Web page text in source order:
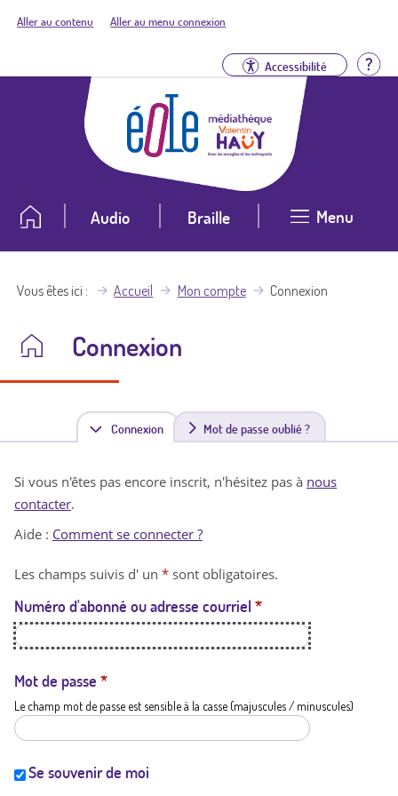
Aller au contenu Aller au menu connexion
Accessibilité
Audio Braille Menu
Vous êtes ici Accueil Mon compte Connexion
Connexion
Connexion(
n
t
a
t
i
Mot de passe oublié ?
Si vous n'êtes pas encore inscrit, n'hésitez pas à nous
contacter.
Aide : Comment se connecter ?
Les champs suivis d' un * sont obligatoires.
Numéro d'abonné ou adresse courriel *
Mot de passe *
Le champ mot de passe est sensible à la casse (majuscules / minuscules)
Se souvenir de moi